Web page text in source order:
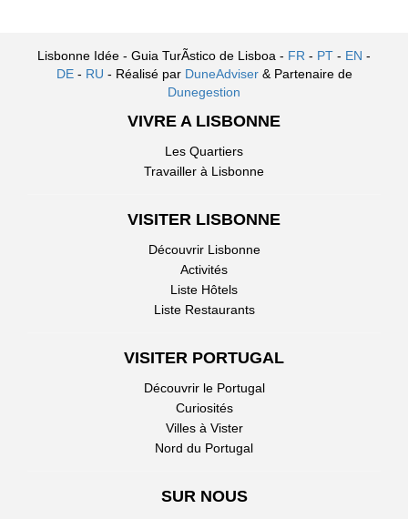
Lisbonne Idée - Guia TurÃ­stico de Lisboa - FR - PT - EN -
DE- RU - Réalisé par DuneAdviser & Partenaire de
Dunegestion
VIVRE A LISBONNE
Les Quartiers
Travailler à Lisbonne
VISITER LISBONNE
Découvrir Lisbonne
Activités
Liste Hôtels
Liste Restaurants
VISITER PORTUGAL
Découvrir le Portugal
Curiosités
Villes à Vister
Nord du Portugal
SUR NOUS